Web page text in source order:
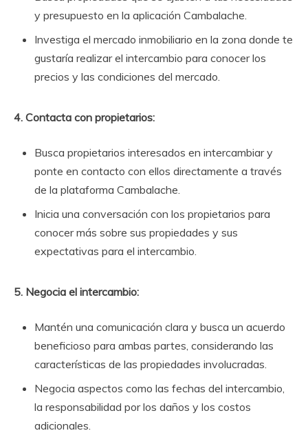
y presupuesto en la aplicación Cambalache.
Investiga el mercado inmobiliario en la zona donde te
gustaría realizar el intercambio para conocer los
precios y las condiciones del mercado.
4. Contacta con propietarios:
Busca propietarios interesados en intercambiar y
ponte en contacto con ellos directamente a través
de la plataforma Cambalache.
Inicia una conversación con los propietarios para
conocer más sobre sus propiedades y sus
expectativas para el intercambio.
5. Negocia el intercambio:
Mantén una comunicación clara y busca un acuerdo
beneficioso para ambas partes, considerando las
características de las propiedades involucradas.
Negocia aspectos como las fechas del intercambio,
la responsabilidad por los daños y los costos
adicionales.